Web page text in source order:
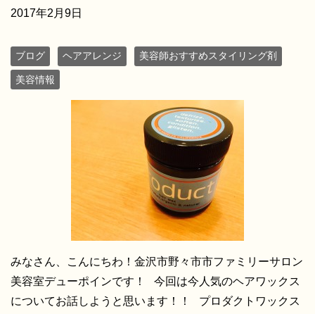
2017年2月9日
ブログ ヘアアレンジ 美容師おすすめスタイリング剤
美容情報
みなさん、こんにちわ！金沢市野々市市ファミリーサロン
美容室デューポインです！ 今回は今人気のヘアワックス
についてお話しようと思います！！ プロダクトワックス